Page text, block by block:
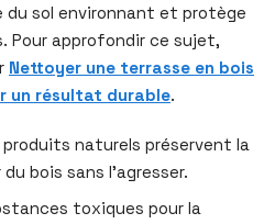
du sol environnant et protège
Pour approfondir ce sujet,
Nettoyer une terrasse en bois
un résultat durable.
naturels préservent la
bois sans l’agresser.
toxiques pour la